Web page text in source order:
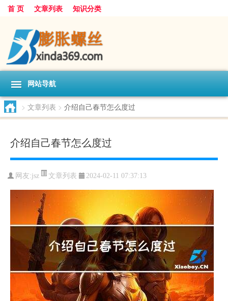
首 页 文章列表 知识分类
网站导航
> 文章列表 > 介绍自己春节怎么度过
介绍自己春节怎么度过
网友:jsz 文章列表 2024-02-11 07:37:13